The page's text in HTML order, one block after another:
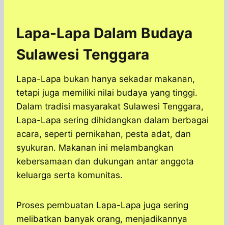
Lapa-Lapa Dalam Budaya
Sulawesi Tenggara
Lapa-Lapa bukan hanya sekadar makanan,
tetapi juga memiliki nilai budaya yang tinggi.
Dalam tradisi masyarakat Sulawesi Tenggara,
Lapa-Lapa sering dihidangkan dalam berbagai
acara, seperti pernikahan, pesta adat, dan
syukuran. Makanan ini melambangkan
kebersamaan dan dukungan antar anggota
keluarga serta komunitas.
Proses pembuatan Lapa-Lapa juga sering
melibatkan banyak orang, menjadikannya